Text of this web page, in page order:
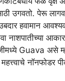
उगवतो. पेरू
हवामान
नाशपातीच्या
Guava असे